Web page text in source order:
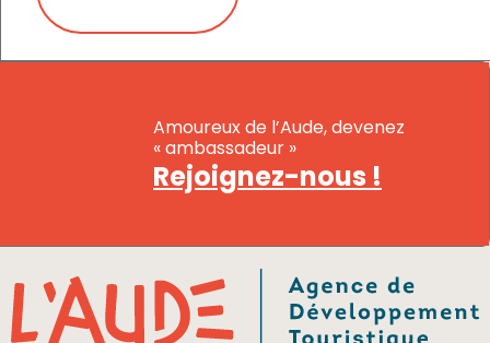
Amoureux de l’Aude, devenez
« ambassadeur »
Rejoignez-nous !